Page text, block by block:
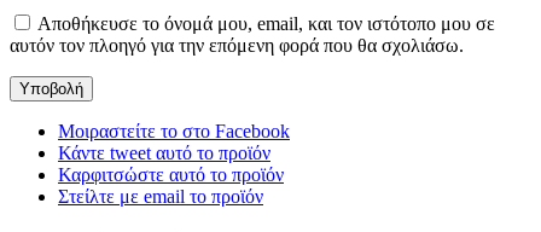
Αποθήκευσε το όνομά μου, email, και τον ιστότοπο μου σε
αυτόν τον πλοηγό για την επόμενη φορά που θα σχολιάσω.
Μοιραστείτε το στο Facebook
Κάντε tweet αυτό το προϊόν
Καρφιτσώστε αυτό το προϊόν
Στείλτε με email το προϊόν